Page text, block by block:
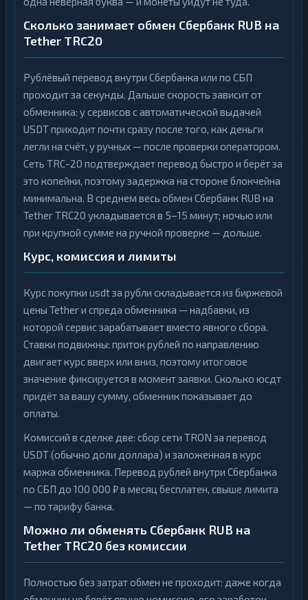
Сколько занимает обмен Сбербанк RUB на
Tether TRC20
Рублёвый перевод внутри Сбербанка или по СБП
проходит за секунды. Дальше скорость зависит от
обменника: у сервисов с автоматической выдачей
USDT приходит почти сразу после того, как деньги
легли на счёт, у ручных — после проверки оператором.
Сеть TRC-20 подтверждает перевод быстро и берёт за
это копейки, поэтому задержка на стороне блокчейна
минимальна. В среднем весь обмен Сбербанк RUB на
Tether TRC20 укладывается в 5–15 минут; ночью или
при крупной сумме на ручной проверке — дольше.
Курс, комиссия и лимиты
Курс покупки usdt за рубли складывается из биржевой
цены Tether и спреда обменника — надбавки, из
которой сервис зарабатывает вместо явного сбора.
Ставки подвижны: приток рублей по направлению
двигает курс вверх или вниз, поэтому итоговое
значение фиксируется в момент заявки. Сколько юсдт
придёт за вашу сумму, обменник показывает до
оплаты.
Комиссий в сделке две: сбор сети TRON за перевод
USDT (обычно доли доллара) и заложенная в курс
маржа обменника. Перевод рублей внутри Сбербанка
по СБП до 100 000 ₽ в месяц бесплатен, свыше лимита
— по тарифу банка.
Можно ли обменять Сбербанк RUB на
Tether TRC20 без комиссии
Полностью без затрат обмен не проходит: даже когда